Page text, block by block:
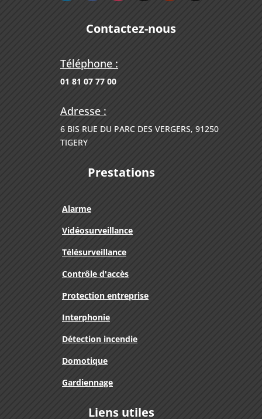
Contactez-nous
Téléphone :
01 81 07 77 00
Adresse :
6 BIS RUE DU PARC DES VERGERS, 91250
TIGERY
Prestations
Alarme
Vidéosurveillance
Télésurveillance
Contrôle d'accès
Protection entreprise
Interphonie
Détection incendie
Domotique
Gardiennage
Liens utiles